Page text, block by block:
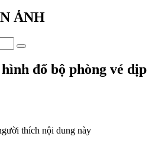
ẢNH
đổ bộ phòng vé dịp
thích nội dung này